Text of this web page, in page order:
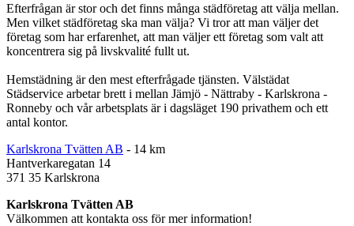
Efterfrågan är stor och det finns många städföretag att välja mellan.
Men vilket städföretag ska man välja? Vi tror att man väljer det
företag som har erfarenhet, att man väljer ett företag som valt att
koncentrera sig på livskvalité fullt ut.
Hemstädning är den mest efterfrågade tjänsten. Välstädat
Städservice arbetar brett i mellan Jämjö - Nättraby - Karlskrona -
Ronneby och vår arbetsplats är i dagsläget 190 privathem och ett
antal kontor.
Karlskrona Tvätten AB - 14 km
Hantverkaregatan 14
371 35 Karlskrona
Karlskrona Tvätten AB
Välkommen att kontakta oss för mer information!